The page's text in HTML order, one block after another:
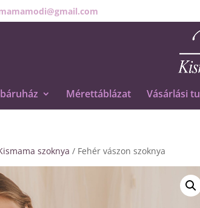
Mérettáblázat Vásárlási
szoknya / Fehér vászon szoknya